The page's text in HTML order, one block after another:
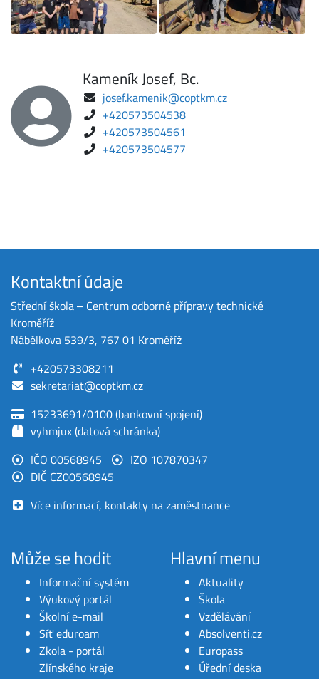
Kameník Josef, Bc.
josef.kamenik@coptkm.cz
+420573504538
+420573504561
+420573504577
Kontaktní údaje
Střední škola ‒ Centrum odborné přípravy technické
Kroměříž
Nábělkova 539/3, 767 01 Kroměříž
+420573308211
sekretariat@coptkm.cz
15233691/0100 (bankovní spojení)
vyhmjux (datová schránka)
IČO 00568945
IZO 107870347
DIČ CZ00568945
Více informací, kontakty na zaměstnance
Může se hodit
Informační systém
Výukový portál
Školní e-mail
Síť eduroam
Zkola - portál
Zlínského kraje
Hlavní menu
Aktuality
Škola
Vzdělávání
Absolventi.cz
Europass
Úřední deska